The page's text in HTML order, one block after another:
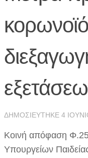
ΔΗΜΟΣΙΕΎΤΗΚΕ 4
Κοινή απόφαση
Υπουργείων